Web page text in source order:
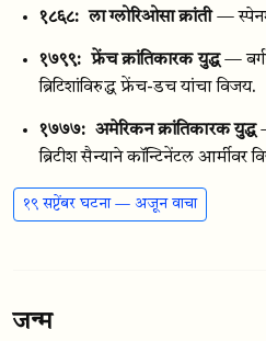
१८६८: ला ग्लोरिओसा क्रांती —
१७९९: फ्रेंच क्रांतिकारक युद्ध —
ब्रिटिशांविरुद्ध फ्रेंच-डच यांचा विजय.
१७७७: अमेरिकन क्रांतिकारक युद्ध
ब्रिटीश सैन्याने कॉन्टिनेंटल आर्मीवर
१९ सप्टेंबर घटना — अजून वाचा
जन्म